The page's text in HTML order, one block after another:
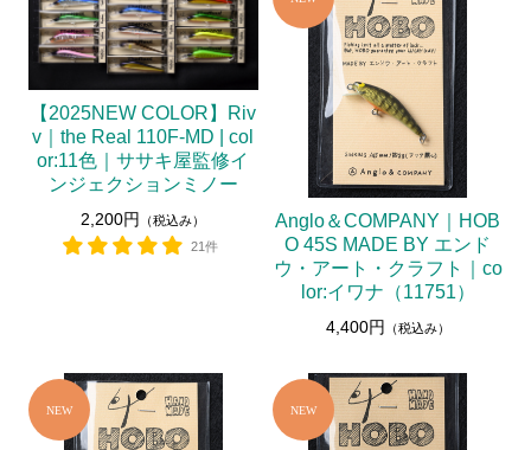
【2025NEW COLOR】Riv
v｜the Real 110F-MD | col
or:11色｜ササキ屋監修イ
ンジェクションミノー
2,200円
（税込み）
21件
Anglo＆COMPANY｜HOB
O 45S MADE BY エンド
ウ・アート・クラフト｜co
lor:イワナ（11751）
4,400円 （税込み）